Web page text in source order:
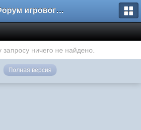
Форум игрового проекта Riverrise
ничего не найдено.
Полная версия